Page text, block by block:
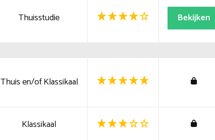
Thuisstudie Bekijken
Thuis en/of Klassikaal
Klassikaal